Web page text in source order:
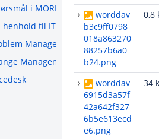
i MORE SERVICE
til ITIL
Management)
Management)
worddav
b3c9ff0798
018a863270
88257b6a0
b24.png
0,8
worddav
6915d3a57f
42a642f327
6b5e613ecd
e6.png
34